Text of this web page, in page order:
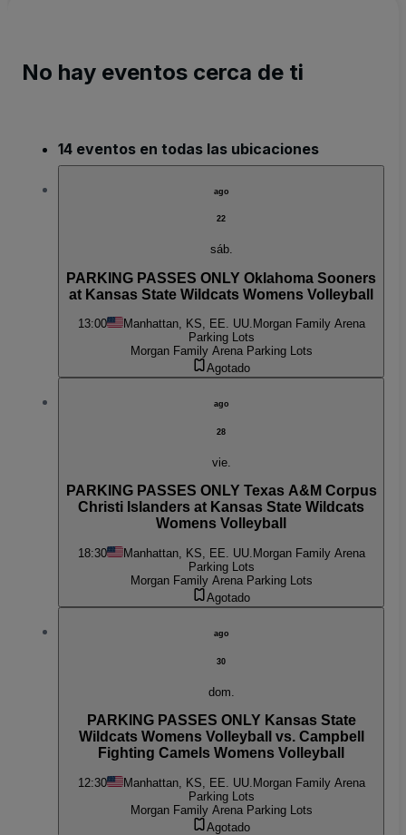
No hay eventos cerca de ti
14 eventos en todas las ubicaciones
ago
22
sáb.
PARKING PASSES ONLY Oklahoma Sooners
at Kansas State Wildcats Womens Volleyball
13:00 Manhattan, KS, EE. UU. Morgan Family Arena
Parking Lots
Morgan Family Arena Parking Lots
Agotado
ago
28
vie.
PARKING PASSES ONLY Texas A&M Corpus
Christi Islanders at Kansas State Wildcats
Womens Volleyball
18:30 Manhattan, KS, EE. UU. Morgan Family Arena
Parking Lots
Morgan Family Arena Parking Lots
Agotado
ago
30
dom.
PARKING PASSES ONLY Kansas State
Wildcats Womens Volleyball vs. Campbell
Fighting Camels Womens Volleyball
12:30 Manhattan, KS, EE. UU. Morgan Family Arena
Parking Lots
Morgan Family Arena Parking Lots
Agotado